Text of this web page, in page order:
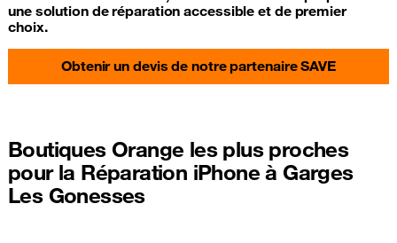
une solution de réparation accessible et de premier
choix.
Obtenir un devis de notre partenaire SAVE
Boutiques Orange les plus proches
pour la Réparation iPhone à Garges
Les Gonesses